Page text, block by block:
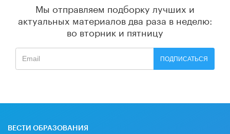
Мы отправляем подборку лучших и
актуальных материалов два раза в неделю:
во вторник и пятницу
ПОДПИСАТЬСЯ
ВЕСТИ ОБРАЗОВАНИЯ